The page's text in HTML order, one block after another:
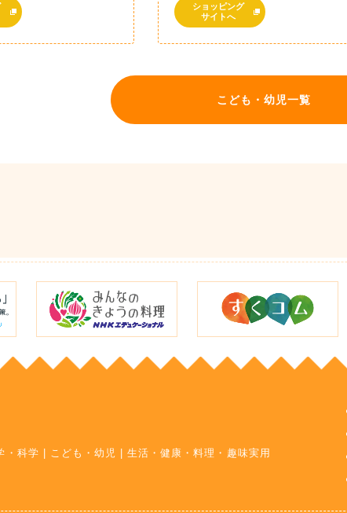
ショッピング
サイトへ
こども・幼児一覧
・科学 こども・幼児 |生活・健康・料理・趣味実用